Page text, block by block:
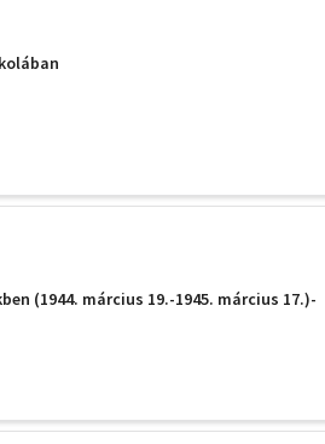
(1944. március 19.-1945. március 17.)-